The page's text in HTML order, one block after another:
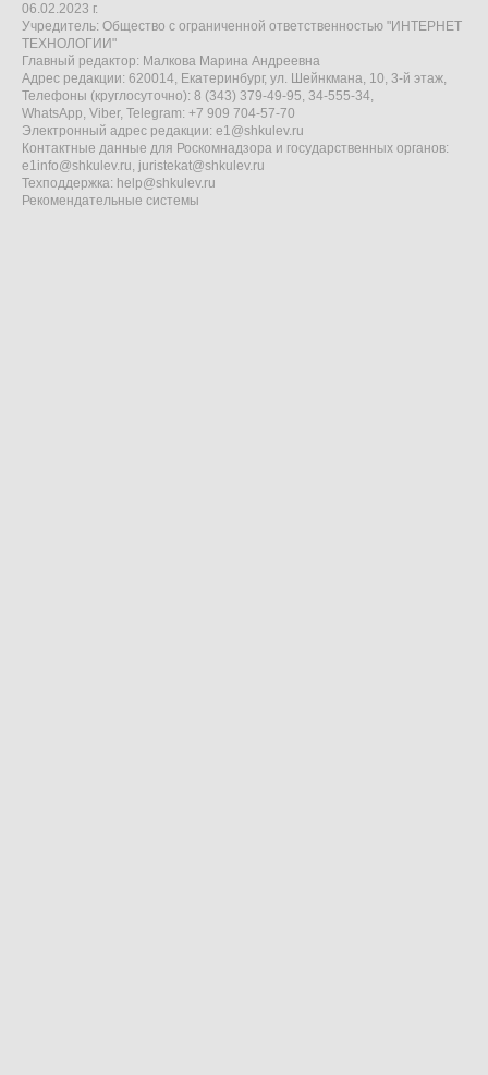
06.02.2023 г.
Учредитель: Общество с ограниченной ответственностью "ИНТЕРНЕТ
ТЕХНОЛОГИИ"
Главный редактор: Малкова Марина Андреевна
Адрес редакции: 620014, Екатеринбург, ул. Шейнкмана, 10, 3-й этаж,
Телефоны (круглосуточно): 8 (343) 379-49-95, 34-555-34,
WhatsApp, Viber, Telegram: +7 909 704-57-70
Электронный адрес редакции: e1@shkulev.ru
Контактные данные для Роскомнадзора и государственных органов:
e1info@shkulev.ru, juristekat@shkulev.ru
Техподдержка: help@shkulev.ru
Рекомендательные системы